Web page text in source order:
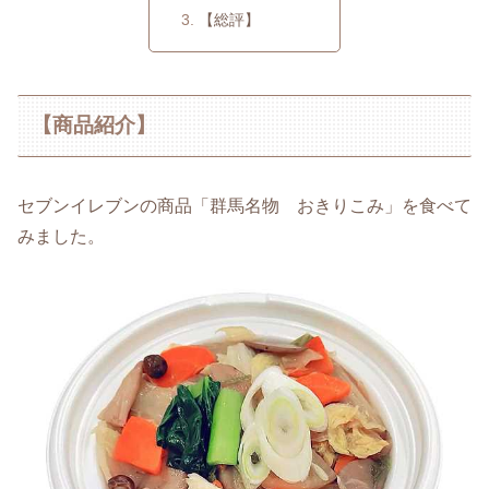
【総評】
【商品紹介】
セブンイレブンの商品「群馬名物 おきりこみ」を食べて
みました。